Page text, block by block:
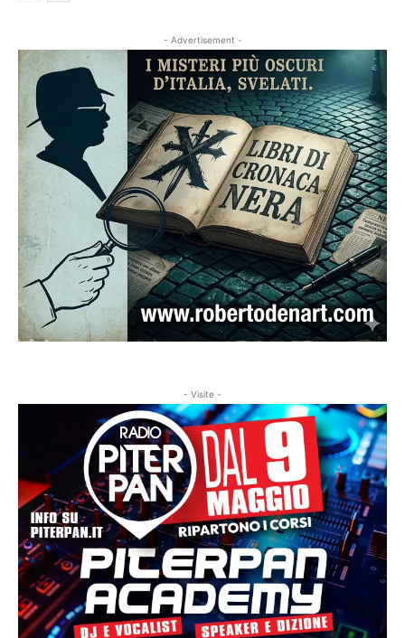
- Advertisement -
- Visite -